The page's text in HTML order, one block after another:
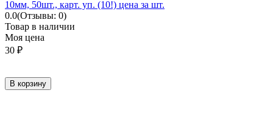
10мм, 50шт., карт. уп. (10!) цена за шт.
0.0(Отзывы: 0)
Товар в наличии
Моя цена
30 ₽
В корзину